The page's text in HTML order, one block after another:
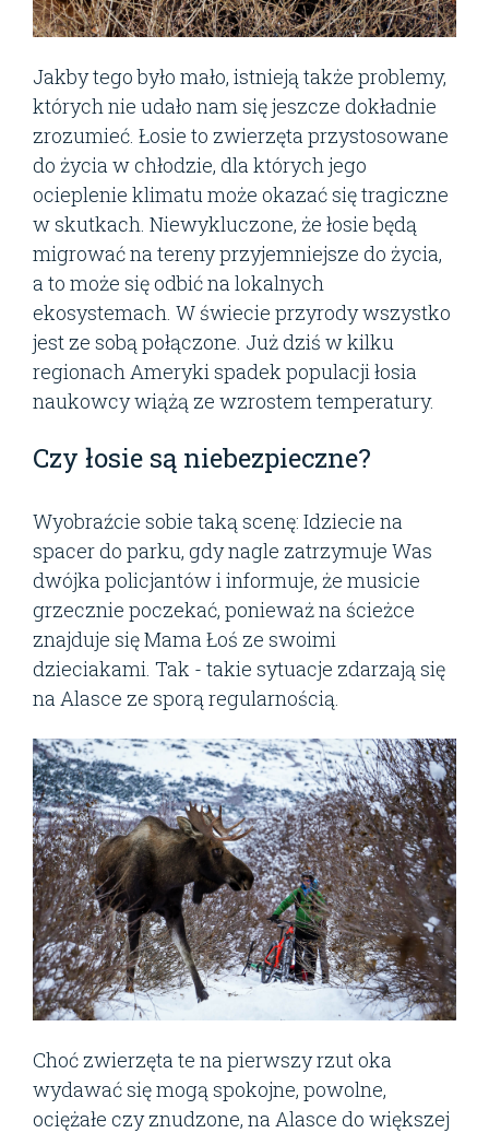
Jakby tego było mało, istnieją także problemy,
których nie udało nam się jeszcze dokładnie
zrozumieć. Łosie to zwierzęta przystosowane
do życia w chłodzie, dla których jego
ocieplenie klimatu może okazać się tragiczne
w skutkach. Niewykluczone, że łosie będą
migrować na tereny przyjemniejsze do życia,
a to może się odbić na lokalnych
ekosystemach. W świecie przyrody wszystko
jest ze sobą połączone. Już dziś w kilku
regionach Ameryki spadek populacji łosia
naukowcy wiążą ze wzrostem temperatury.
Czy łosie są niebezpieczne?
Wyobraźcie sobie taką scenę: Idziecie na
spacer do parku, gdy nagle zatrzymuje Was
dwójka policjantów i informuje, że musicie
grzecznie poczekać, ponieważ na ścieżce
znajduje się Mama Łoś ze swoimi
dzieciakami. Tak - takie sytuacje zdarzają się
na Alasce ze sporą regularnością.
Choć zwierzęta te na pierwszy rzut oka
wydawać się mogą spokojne, powolne,
ociężałe czy znudzone, na Alasce do większej